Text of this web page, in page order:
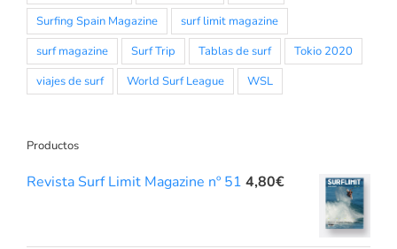
Surfing Spain Magazine
surf limit magazine
surf magazine
Surf Trip Tablas de surf
Tokio 2020
viajes de surf
World Surf League WSL
Productos
Revista Surf Limit Magazine nº 51 4,80€